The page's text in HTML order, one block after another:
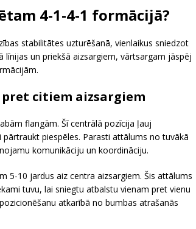
4-1-4-1 formācijā?
stabilitātes uzturēšanā, vienlaikus sniedzot
un priekšā aizsargiem, vārtsargam jāspēj
citiem aizsargiem
flangām. Šī centrālā pozīcija ļauj
piespēles. Parasti attālums no tuvākā
komunikāciju un koordināciju.
5-10 jardus aiz centra aizsargiem. Šis attālums
tuvu, lai sniegtu atbalstu vienam pret vienu
atkarībā no bumbas atrašanās